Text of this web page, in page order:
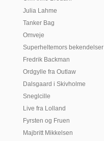
Julia Lahme
Tanker Bag
Omveje
Superheltemors bekendelser
Fredrik Backman
Ordgylle fra Outlaw
Dalsgaard i Skivholme
Sneglcille
Live fra Lolland
Fyrsten og Fruen
Majbritt Mikkelsen